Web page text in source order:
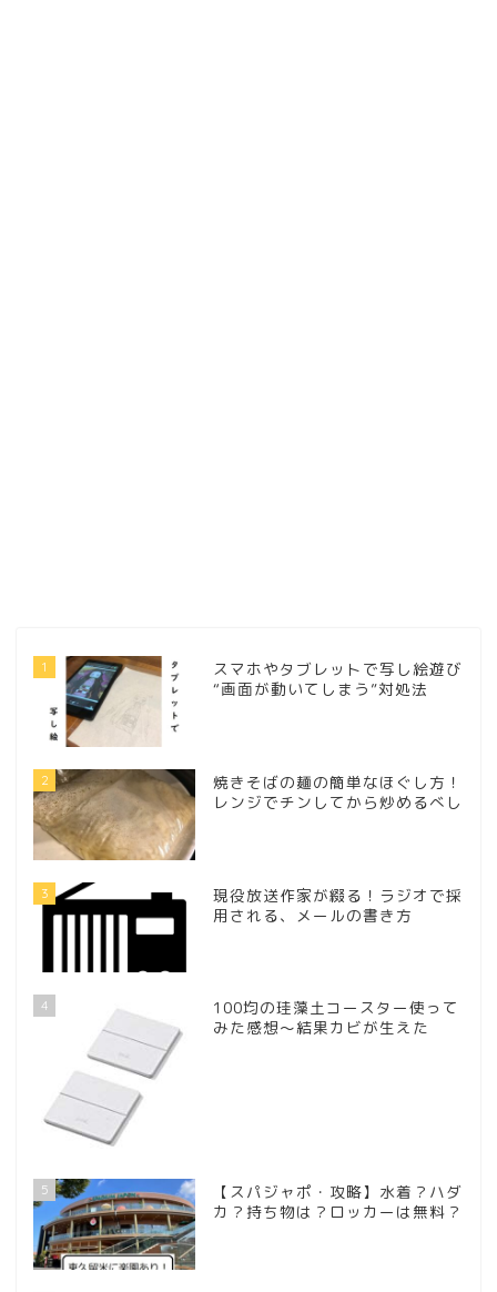
1
スマホやタブレットで写し絵遊び
“画面が動いてしまう”対処法
2
焼きそばの麺の簡単なほぐし方！
レンジでチンしてから炒めるべし
3
現役放送作家が綴る！ラジオで採
用される、メールの書き方
4
100均の珪藻土コースター使って
みた感想～結果カビが生えた
5
【スパジャポ・攻略】水着？ハダ
カ？持ち物は？ロッカーは無料？